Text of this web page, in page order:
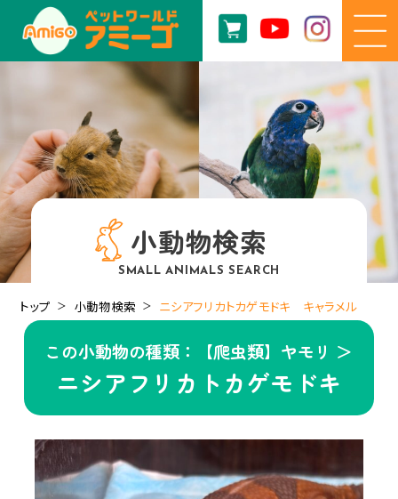
小動物検索
SMALL ANIMALS SEARCH
トップ 小動物検索 ニシアフリカトカゲモドキ キャラメル
この小動物の種類：【爬虫類】ヤモリ ＞
ニシアフリカトカゲモドキ